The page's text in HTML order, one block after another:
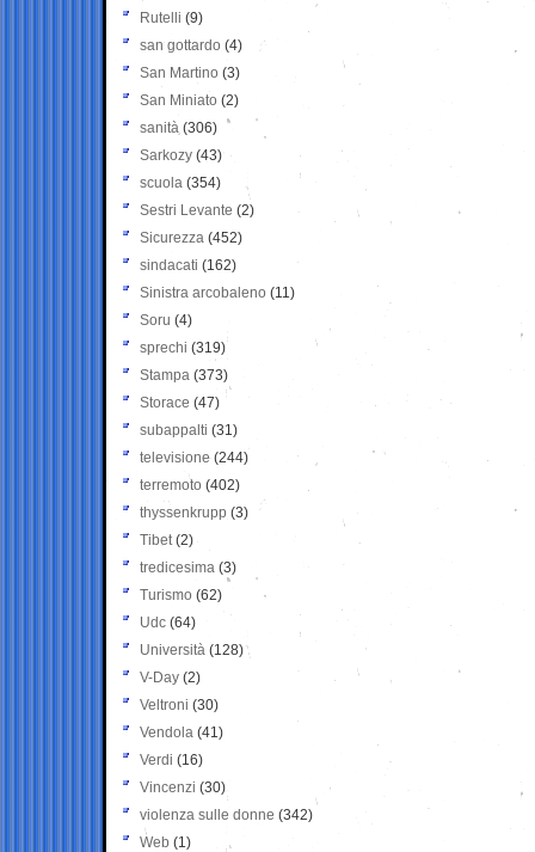
Rutelli (9)
san gottardo (4)
San Martino (3)
San Miniato (2)
sanità (306)
Sarkozy (43)
scuola (354)
Sestri Levante (2)
Sicurezza (452)
sindacati (162)
Sinistra arcobaleno (11)
Soru (4)
sprechi (319)
Stampa (373)
Storace (47)
subappalti (31)
televisione(244)
terremoto (402)
thyssenkrupp (3)
Tibet(2)
tredicesima (3)
Turismo (62)
Udc (64)
Università (128)
V-Day (2)
Veltroni (30)
Vendola (41)
Verdi (16)
Vincenzi (30)
violenza sulle donne (342)
Web (1)